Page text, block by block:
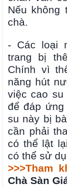
Nếu không
chà.
- Các loại
trang bị
Chính vì
năng hút
việc cao
để đáp
su này bị
cần phải
có thể lật
có thể sử
>>>Tham
Chà Sàn